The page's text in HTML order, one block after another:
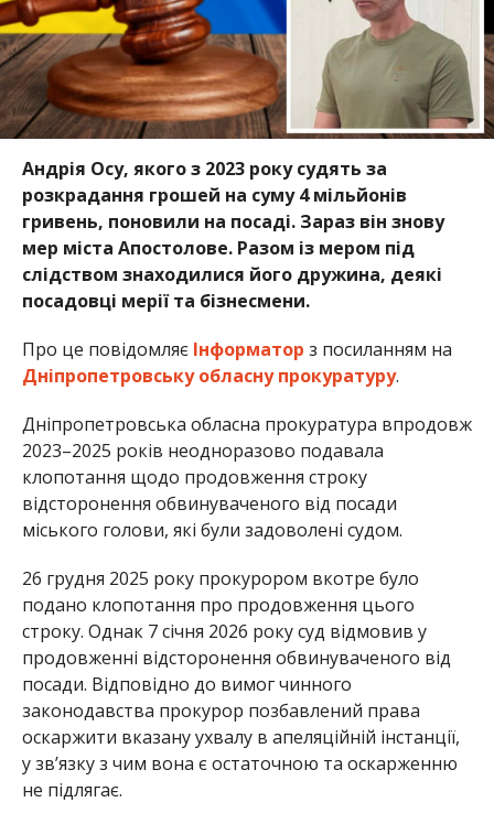
Андрія Осу, якого з 2023 року судять за
розкрадання грошей на суму 4 мільйонів
гривень, поновили на посаді. Зараз він знову
мер міста Апостолове. Разом із мером під
слідством знаходилися його дружина, деякі
посадовці мерії та бізнесмени.
Про це повідомляє Інформатор з посиланням на
Дніпропетровську обласну прокуратуру.
Дніпропетровська обласна прокуратура впродовж
2023–2025 років неодноразово подавала
клопотання щодо продовження строку
відсторонення обвинуваченого від посади
міського голови, які були задоволені судом.
26 грудня 2025 року прокурором вкотре було
подано клопотання про продовження цього
строку. Однак 7 січня 2026 року суд відмовив у
продовженні відсторонення обвинуваченого від
посади. Відповідно до вимог чинного
законодавства прокурор позбавлений права
оскаржити вказану ухвалу в апеляційній інстанції,
у зв’язку з чим вона є остаточною та оскарженню
не підлягає.